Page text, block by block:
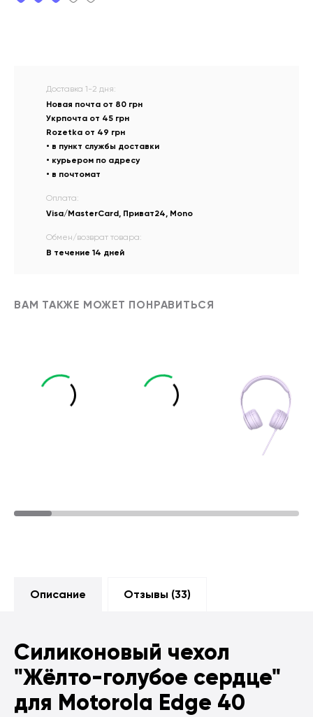
Доставка 1-2 дня:
Новая почта от 80 грн
Укрпочта от 45 грн
Rozetka от 49 грн
• в пункт службы доставки
• курьером по адресу
• в почтомат
Оплата:
Visa/MasterCard, Приват24, Mono
Обмен/возврат товара:
В течение 14 дней
ВАМ ТАКЖЕ МОЖЕТ ПОНРАВИТЬСЯ
Описание Отзывы (33)
Силиконовый чехол
"Жёлто-голубое сердце"
для Motorola Edge 40